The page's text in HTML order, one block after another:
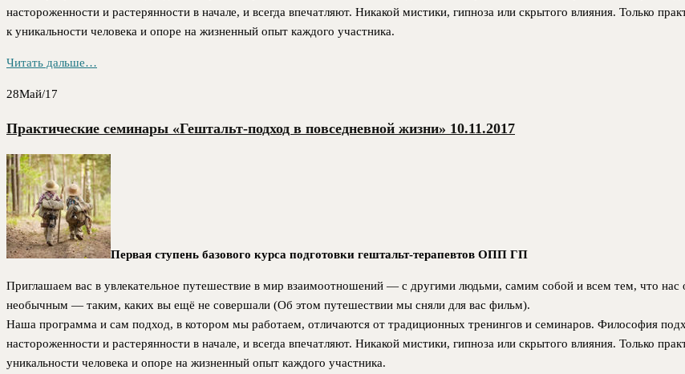
настороженности и растерянности в начале, и всегда впечатляют. Никакой мистики, гипноза или скрытого влияния. Только
к уникальности человека и опоре на жизненный опыт каждого участника.
Читать дальше…
28Май/17
Практические семинары «Гештальт-подход в повседневной жизни» 10.11.2017
Первая ступень базового курса подготовки гештальт-терапевтов ОПП ГП
Приглашаем вас в увлекательное путешествие в мир взаимоотношений — с другими людьми, самим собой и всем тем, что
необычным — таким, каких вы ещё не совершали (Об этом путешествии мы сняли для вас фильм).
Наша программа и сам подход, в котором мы работаем, отличаются от традиционных тренингов и семинаров. Философия
настороженности и растерянности в начале, и всегда впечатляют. Никакой мистики, гипноза или скрытого влияния. Только
уникальности человека и опоре на жизненный опыт каждого участника.